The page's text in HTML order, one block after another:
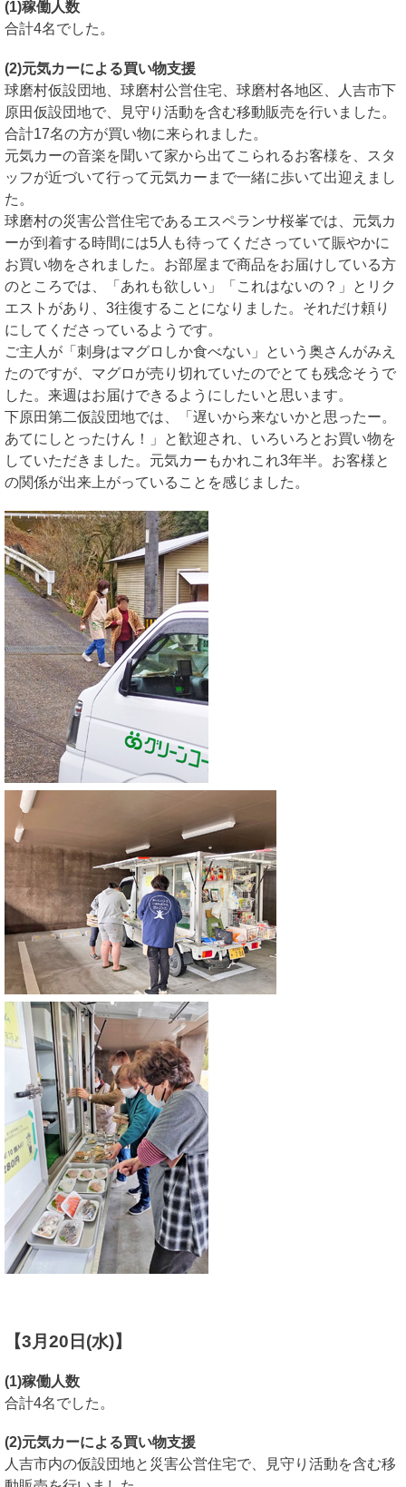
(1)稼働人数
合計4名でした。
(2)元気カーによる買い物支援
球磨村仮設団地、球磨村公営住宅、球磨村各地区、人吉市下
原田仮設団地で、見守り活動を含む移動販売を行いました。
合計17名の方が買い物に来られました。
元気カーの音楽を聞いて家から出てこられるお客様を、スタ
ッフが近づいて行って元気カーまで一緒に歩いて出迎えまし
た。
球磨村の災害公営住宅であるエスペランサ桜峯では、元気カ
ーが到着する時間には5人も待ってくださっていて賑やかに
お買い物をされました。お部屋まで商品をお届けしている方
のところでは、「あれも欲しい」「これはないの？」とリク
エストがあり、3往復することになりました。それだけ頼り
にしてくださっているようです。
ご主人が「刺身はマグロしか食べない」という奥さんがみえ
たのですが、マグロが売り切れていたのでとても残念そうで
した。来週はお届けできるようにしたいと思います。
下原田第二仮設団地では、「遅いから来ないかと思ったー。
あてにしとったけん！」と歓迎され、いろいろとお買い物を
していただきました。元気カーもかれこれ3年半。お客様と
の関係が出来上がっていることを感じました。
【3月20日(水)】
(1)稼働人数
合計4名でした。
(2)元気カーによる買い物支援
人吉市内の仮設団地と災害公営住宅で、見守り活動を含む移